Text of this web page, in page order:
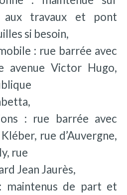
travaux et pont
si besoin,
: rue barrée avec
avenue Victor Hugo,
: rue barrée avec
rue d’Auvergne,
rue
Jean Jaurès,
maintenus de part et